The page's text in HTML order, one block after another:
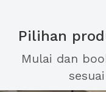
Pilihan
Mulai dan